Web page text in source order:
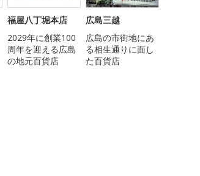
福屋八丁堀本店
2029年に創業100
周年を迎える広島
の地元百貨店
広島三越
広島の市街地にあ
る相生通りに面し
た百貨店